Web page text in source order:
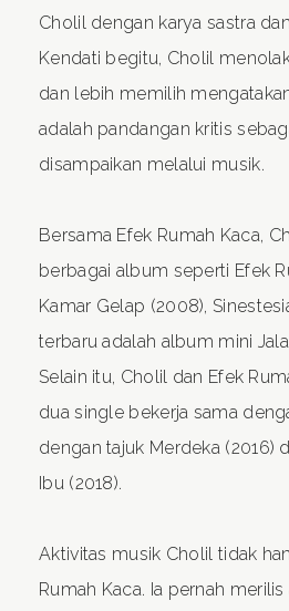
Cholil dengan karya sastra
Kendati begitu, Cholil
dan lebih memilih
adalah pandangan kritis
disampaikan melalui musik.
Bersama Efek Rumah Kaca,
berbagai album seperti Efek
Kamar Gelap (2008),
terbaru adalah album mini
Selain itu, Cholil dan Efek
dua single bekerja sama
dengan tajuk Merdeka (2016)
Ibu (2018).
Aktivitas musik Cholil tidak
Rumah Kaca. Ia pernah